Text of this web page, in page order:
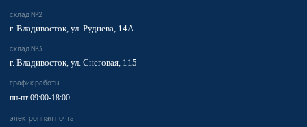
график работы
пн-пт 09:00-18:00
электронная почта
склад №2
г. Владивосток, ул. Руднева, 14А
склад №3
г. Владивосток, ул. Снеговая, 115